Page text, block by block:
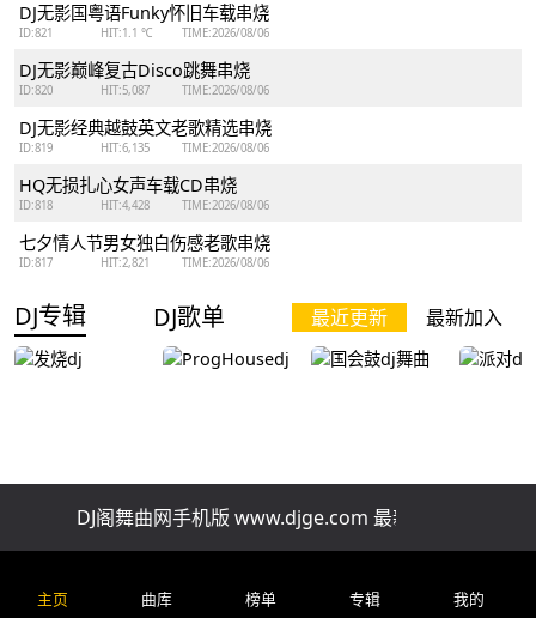
8090纯旋律怀旧金曲弹鼓串烧
ID:822 HIT:7,253 TIME:2026/08/06
DJ无影国粤语Funky怀旧车载串烧
ID:821 HIT:1.1 ℃ TIME:2026/08/06
DJ无影巅峰复古Disco跳舞串烧
ID:820 HIT:5,087 TIME:2026/08/06
DJ无影经典越鼓英文老歌精选串烧
ID:819 HIT:6,135 TIME:2026/08/06
HQ无损扎心女声车载CD串烧
ID:818 HIT:4,428 TIME:2026/08/06
七夕情人节男女独白伤感老歌串烧
ID:817 TIME:2026/08/06
DJ专辑 DJ歌单 最近更新 最新加入
发烧dj ProgHousedj 国会鼓dj舞曲 派对dj
排行榜 精品串烧 慢歌串烧 酒吧串烧
DJ阁舞曲网手机版 www.djge.com 最新好听免费下载
主页 曲库 榜单 专辑 我的